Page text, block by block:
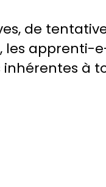
de
les apprenti-
inhérentes à